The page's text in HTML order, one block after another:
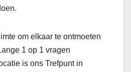
om elkaar te ontmoeten
1 op 1 vragen
is ons Trefpunt in